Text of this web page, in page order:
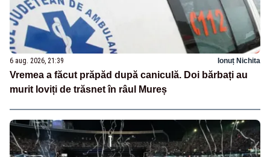
6 aug. 2026, 21:39 Ionuț Nichita
Vremea a făcut prăpăd după caniculă. Doi bărbați au
murit loviți de trăsnet în râul Mureș